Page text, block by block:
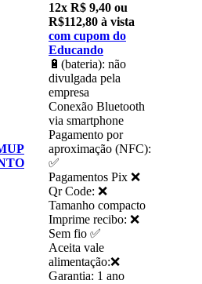
12x R$ 9,40 ou
R$112,80 à vista
com cupom do
Educando
🔋(bateria): não
divulgada pela
empresa
Conexão Bluetooth
via smartphone
Pagamento por
aproximação (NFC):
✅
Pagamentos Pix ❌
Qr Code: ❌
Tamanho compacto
Imprime recibo: ❌
Sem fio ✅
Aceita vale
alimentação:❌
Garantia: 1 ano